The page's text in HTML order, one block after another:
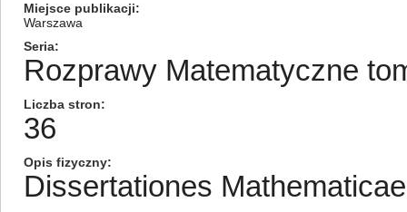
Miejsce publikacji
Warszawa
Seria
Rozprawy Matematyczne
Liczba stron
36
Opis fizyczny
Dissertationes